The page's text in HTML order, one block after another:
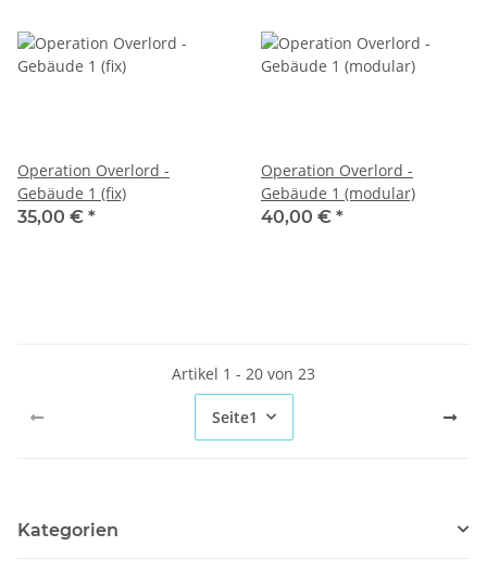
Operation Overlord -
Gebäude 1 (fix)
35,00 € *
Operation Overlord -
Gebäude 1 (modular)
40,00 € *
Artikel 1 - 20 von 23
Seite1
Kategorien